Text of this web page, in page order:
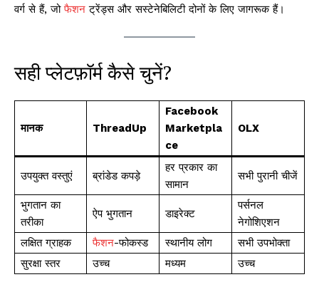
वर्ग से हैं, जोफैशन ट्रेंड्स और सस्टेनेबिलिटी दोनों के लिए जागरूक हैं।
सही प्लेटफ़ॉर्म कैसे चुनें?
मानक ThreadUp
Facebook
Marketpla
ce
OLX
उपयुक्त वस्तुएं ब्रांडेड कपड़े
हर प्रकार का
सामान
सभी पुरानी चीजें
भुगतान का
तरीका
ऐप भुगतान डाइरेक्ट
पर्सनल
नेगोशिएशन
लक्षित ग्राहक
फैशन-फोकस्ड स्थानीय लोग
सभी उपभोक्ता
सुरक्षा स्तर
उच्च मध्यम उच्च